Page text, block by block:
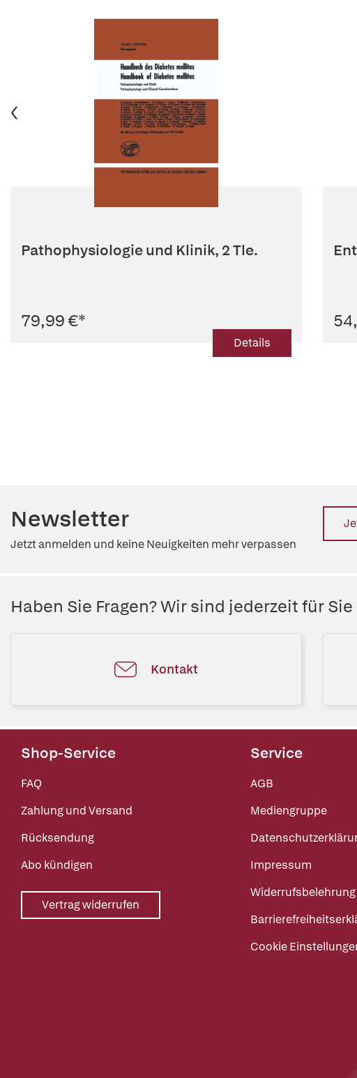
Pathophysiologie und Klinik, 2 Tle.
79,99 €*
Details
Newsletter
Jetzt anmelden und keine Neuigkeiten mehr verpassen
Haben Sie Fragen? Wir sind jederzeit für Sie
Kontakt
Shop-Service
FAQ
Zahlung und Versand
Rücksendung
Abo kündigen
Vertrag widerrufen
Service
AGB
Mediengruppe
Impressum
Widerrufsbelehrung
Cookie